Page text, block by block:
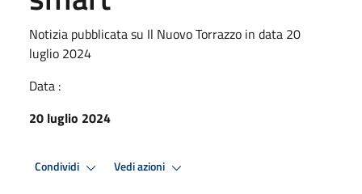
Notizia pubblicata su Il Nuovo Torrazzo in data 20
luglio 2024
Data :
20 luglio 2024
Condividi Vedi azioni